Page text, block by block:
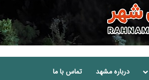
درباره مشهد تماس با ما